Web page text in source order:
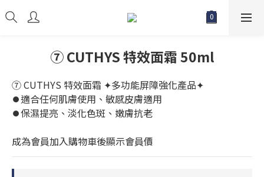
⑦ CUTHYS 特效面霜 50ml
⑦ CUTHYS 特效面霜 ✦多功能屏障強化產品✦
⏺️適合任何肌膚使用、敏感皮膚適用
⏺️保濕提亮、淡化色斑、嫩膚抗老
成為會員加入購物車後顯示會員價